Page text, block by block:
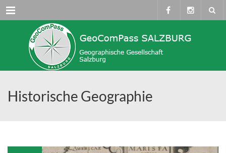
Menü
Historische Geographie